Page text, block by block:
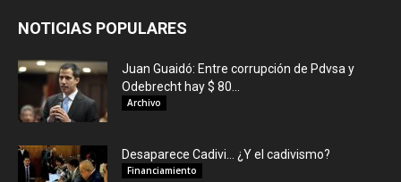
NOTICIAS POPULARES
Juan Guaidó: Entre corrupción de Pdvsa y
Odebrecht hay $ 80...
Archivo
Desaparece Cadivi… ¿Y el cadivismo?
Financiamiento